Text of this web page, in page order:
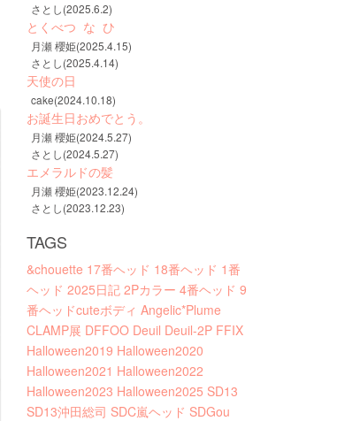
さとし(2025.6.2)
とくべつ  な  ひ
月瀬 櫻姫(2025.4.15)
さとし(2025.4.14)
天使の日
cake(2024.10.18)
お誕生日おめでとう。
月瀬 櫻姫(2024.5.27)
さとし(2024.5.27)
エメラルドの髪
月瀬 櫻姫(2023.12.24)
さとし(2023.12.23)
TAGS
&chouette 17番ヘッド 18番ヘッド 1番
ヘッド 2025日記 2Pカラー 4番ヘッド 9
番ヘッドcuteボディ Angelic*Plume
CLAMP展 DFFOO Deuil Deuil-2P FFIX
Halloween2019 Halloween2020
Halloween2021 Halloween2022
Halloween2023 Halloween2025 SD13
SD13沖田総司 SDC嵐ヘッド SDGou